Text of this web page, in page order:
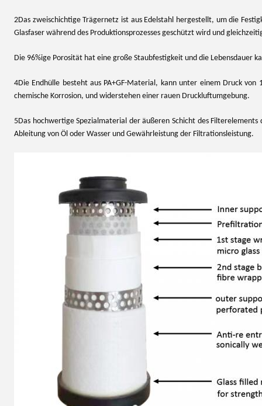
2Das zweischichtige Trägernetz ist aus Edelstahl hergestellt, um die
Glasfaser während des Produktionsprozesses geschützt wird und
Die 96%ige Porosität hat eine große Staubfestigkeit und die Lebensdauer
4Die Endhülle besteht aus PA+GF-Material, kann unter einem Druck
chemische Korrosion, und widerstehen einer rauen Druckluftumgebung.
5Das hochwertige Spezialmaterial der äußeren Schicht des
Ableitung von Öl oder Wasser und Gewährleistung der Filtrationsleistung.